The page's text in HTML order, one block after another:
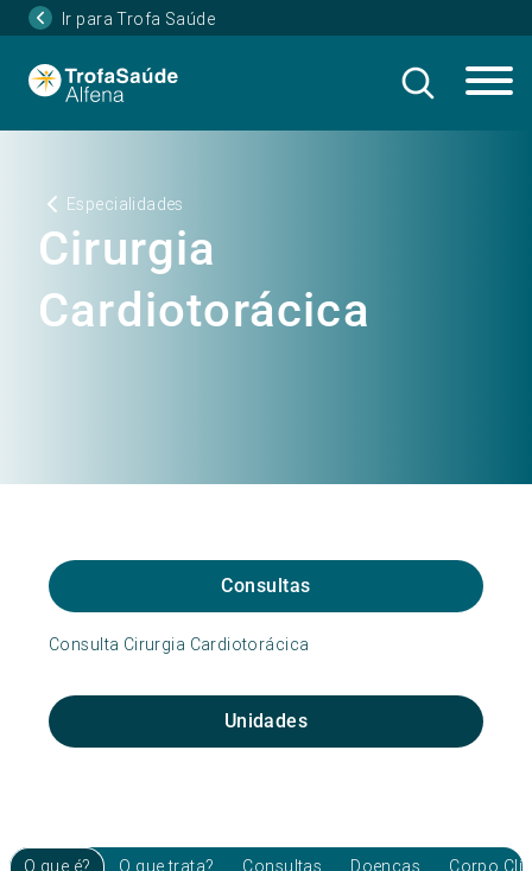
Ir para Trofa Saúde
Especialidades
Cirurgia
Cardiotorácica
Consultas
Consulta Cirurgia Cardiotorácica
Unidades
O que é? O que trata? Consultas Doenças Corpo